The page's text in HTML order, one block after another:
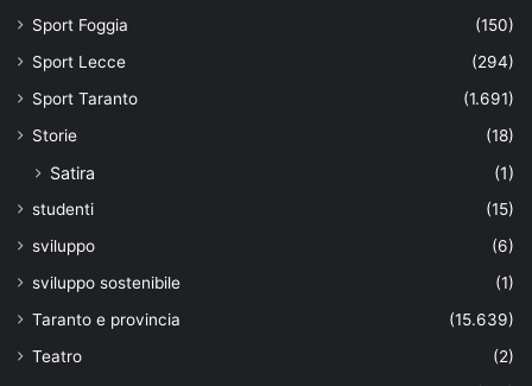
Sport Foggia
(150)
Sport Lecce
(294)
Sport Taranto
(1.691)
Storie
(18)
Satira (1)
studenti
(15)
sviluppo
(6)
sviluppo sostenibile
(1)
Taranto e provincia
(15.639)
Teatro
(2)